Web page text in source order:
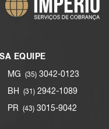
EQUIPE
MG (35) 3042-0123
BH (31) 2942-1089
PR (43) 3015-9042